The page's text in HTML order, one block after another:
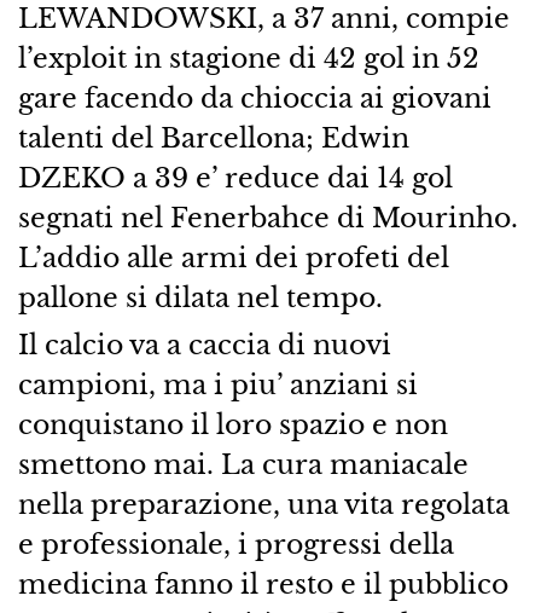
LEWANDOWSKI, a 37 anni, compie
l’exploit in stagione di 42 gol in 52
gare facendo da chioccia ai giovani
talenti del Barcellona; Edwin
DZEKO a 39 e’ reduce dai 14 gol
segnati nel Fenerbahce di Mourinho.
L’addio alle armi dei profeti del
pallone si dilata nel tempo.
Il calcio va a caccia di nuovi
campioni, ma i piu’ anziani si
conquistano il loro spazio e non
smettono mai. La cura maniacale
nella preparazione, una vita regolata
e professionale, i progressi della
medicina fanno il resto e il pubblico